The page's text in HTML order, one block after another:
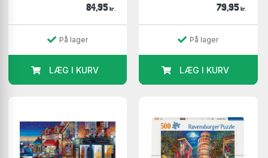
84,95 kr.
På lager
LÆG I KURV
79,95 kr.
På lager
LÆG I KURV